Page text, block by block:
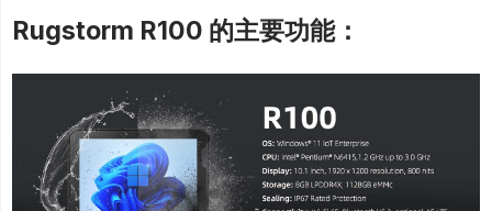
Rugstorm R100 的主要功能：